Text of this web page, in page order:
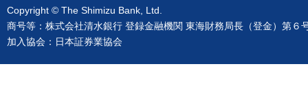
Copyright © The Shimizu Bank, Ltd.
商号等：株式会社清水銀行 登録金融機関 東海財務局長（登金）第６
加入協会：日本証券業協会